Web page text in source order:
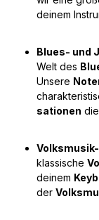
deinem
Blues- und
Welt des
Unsere
sationen
klassische
deinem
der